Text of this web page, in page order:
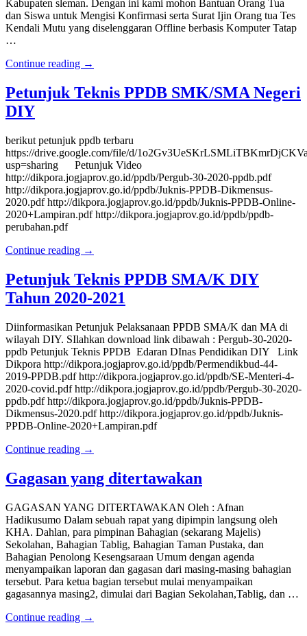
Kabupaten sleman. Dengan ini kami mohon Bantuan Orang Tua
dan Siswa untuk Mengisi Konfirmasi serta Surat Ijin Orang tua Tes
Kendali Mutu yang diselenggaran Offline berbasis Komputer Tatap
…
Continue reading →
Petunjuk Teknis PPDB SMK/SMA Negeri
DIY
berikut petunjuk ppdb terbaru
https://drive.google.com/file/d/
usp=sharing Petunjuk Video
http://dikpora.jogjaprov.go.id/ppdb/Pergub-30-2020-ppdb.pdf
http://dikpora.jogjaprov.go.id/ppdb/Juknis-PPDB-Dikmensus-
2020.pdf http://dikpora.jogjaprov.go.id/ppdb/Juknis-PPDB-Online-
2020+Lampiran.pdf http://dikpora.jogjaprov.go.id/ppdb/ppdb-
perubahan.pdf
Continue reading →
Petunjuk Teknis PPDB SMA/K DIY
Tahun 2020-2021
Diinformasikan Petunjuk Pelaksanaan PPDB SMA/K dan MA di
wilayah DIY. SIlahkan download link dibawah : Pergub-30-2020-
ppdb Petunjuk Teknis PPDB Edaran DInas Pendidikan DIY Link
Dikpora http://dikpora.jogjaprov.go.id/ppdb/Permendikbud-44-
2019-PPDB.pdf http://dikpora.jogjaprov.go.id/ppdb/SE-Menteri-4-
2020-covid.pdf http://dikpora.jogjaprov.go.id/ppdb/Pergub-30-2020-
ppdb.pdf http://dikpora.jogjaprov.go.id/ppdb/Juknis-PPDB-
Dikmensus-2020.pdf http://dikpora.jogjaprov.go.id/ppdb/Juknis-
PPDB-Online-2020+Lampiran.pdf
Continue reading →
Gagasan yang ditertawakan
GAGASAN YANG DITERTAWAKAN Oleh : Afnan
Hadikusumo Dalam sebuah rapat yang dipimpin langsung oleh
KHA. Dahlan, para pimpinan Bahagian (sekarang Majelis)
Sekolahan, Bahagian Tablig, Bahagian Taman Pustaka, dan
Bahagian Penolong Kesengsaraan Umum dengan agenda
menyampaikan laporan dan gagasan dari masing-masing bahagian
tersebut. Para ketua bagian tersebut mulai menyampaikan
gagasannya masing2, dimulai dari Bagian Sekolahan,Tablig, dan …
Continue reading →